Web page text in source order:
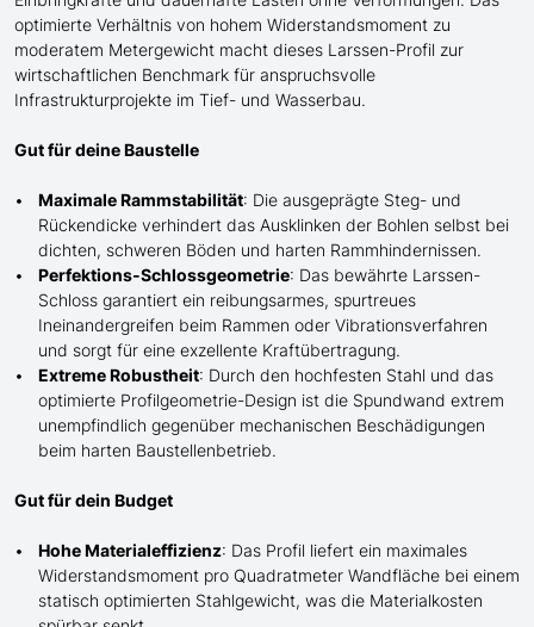
optimierte Verhältnis von hohem Widerstandsmoment zu
moderatem Metergewicht macht dieses Larssen-Profil zur
wirtschaftlichen Benchmark für anspruchsvolle
Infrastrukturprojekte im Tief- und Wasserbau.
Gut für deine Baustelle
Maximale Rammstabilität: Die ausgeprägte Steg- und
Rückendicke verhindert das Ausklinken der Bohlen selbst bei
dichten, schweren Böden und harten Rammhindernissen.
Perfektions-Schlossgeometrie: Das bewährte Larssen-
Schloss garantiert ein reibungsarmes, spurtreues
Ineinandergreifen beim Rammen oder Vibrationsverfahren
und sorgt für eine exzellente Kraftübertragung.
Extreme Robustheit: Durch den hochfesten Stahl und das
optimierte Profilgeometrie-Design ist die Spundwand extrem
unempfindlich gegenüber mechanischen Beschädigungen
beim harten Baustellenbetrieb.
Gut für dein Budget
Hohe Materialeffizienz: Das Profil liefert ein maximales
Widerstandsmoment pro Quadratmeter Wandfläche bei einem
statisch optimierten Stahlgewicht, was die Materialkosten